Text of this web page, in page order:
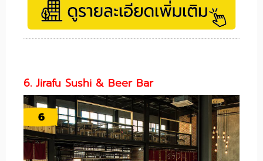
6. Jirafu Sushi & Beer Bar